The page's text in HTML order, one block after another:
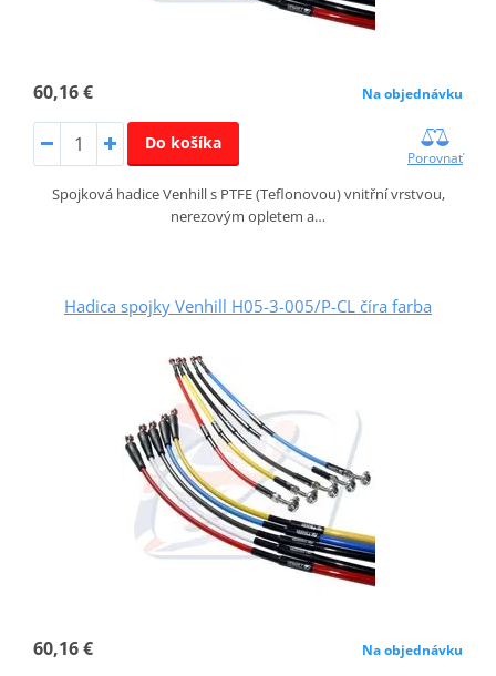
60,16 € Na objednávku
Do košíka
Porovnať
Spojková hadice Venhill s PTFE (Teflonovou) vnitřní vrstvou,
nerezovým opletem a…
Hadica spojky Venhill H05-3-005/P-CL číra farba
60,16 € Na objednávku